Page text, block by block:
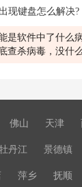
现键盘怎么解决?
是软件中了什么
查杀病毒，没什
佛山 天津
丹江 景德镇
萍乡 抚顺